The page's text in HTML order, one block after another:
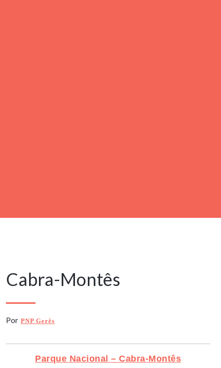
Cabra-Montês
Por PNP Gerês
Parque Nacional – Cabra-Montês